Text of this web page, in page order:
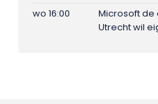
wo 16:00
Microsoft de
Utrecht wil